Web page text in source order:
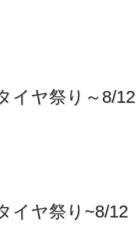
イヤ祭り～8/
イヤ祭り~8/12